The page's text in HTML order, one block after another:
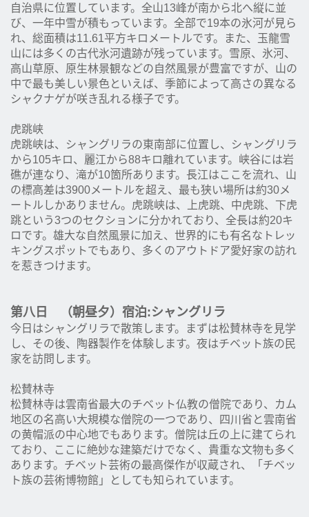
自治県に位置しています。全山13峰が南から北へ縦に並
び、一年中雪が積もっています。全部で19本の氷河が見ら
れ、総面積は11.61平方キロメートルです。また、玉龍雪
山には多くの古代氷河遺跡が残っています。雪原、氷河、
高山草原、原生林景観などの自然風景が豊富ですが、山の
中で最も美しい景色といえば、季節によって高さの異なる
シャクナゲが咲き乱れる様子です。
虎跳峡
虎跳峡は、シャングリラの東南部に位置し、シャングリラ
から105キロ、麗江から88キロ離れています。峡谷には岩
礁が連なり、滝が10箇所あります。長江はここを流れ、山
の標高差は3900メートルを超え、最も狭い場所は約30メ
ートルしかありません。虎跳峡は、上虎跳、中虎跳、下虎
跳という3つのセクションに分かれており、全長は約20キ
ロです。雄大な自然風景に加え、世界的にも有名なトレッ
キングスポットでもあり、多くのアウトドア愛好家の訪れ
を惹きつけます。
第八日 （朝昼夕）宿泊:シャングリラ
今日はシャングリラで散策します。まずは松賛林寺を見学
し、その後、陶器製作を体験します。夜はチベット族の民
家を訪問します。
松賛林寺
松賛林寺は雲南省最大のチベット仏教の僧院であり、カム
地区の名高い大規模な僧院の一つであり、四川省と雲南省
の黄帽派の中心地でもあります。僧院は丘の上に建てられ
ており、ここに絶妙な建築だけでなく、貴重な文物も多く
あります。チベット芸術の最高傑作が収蔵され、「チベッ
ト族の芸術博物館」としても知られています。